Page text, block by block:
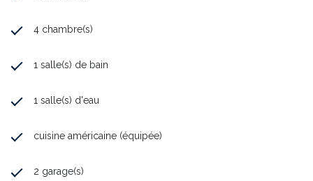
4 chambre(s)
1 salle(s) de bain
1 salle(s) d'eau
cuisine américaine (équipée)
2 garage(s)